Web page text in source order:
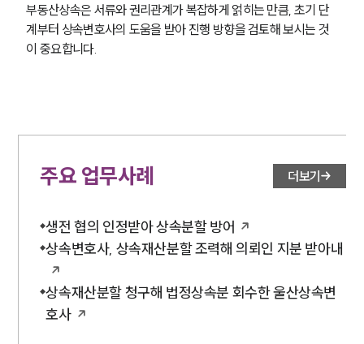
부동산상속은 서류와 권리관계가 복잡하게 얽히는 만큼, 초기 단
계부터 상속변호사의 도움을 받아 진행 방향을 검토해 보시는 것
이 중요합니다.
주요 업무사례 더보기
생전 협의 인정받아 상속분할 방어
상속변호사, 상속재산분할 조력해 의뢰인 지분 받아내
상속재산분할 청구해 법정상속분 회수한 울산상속변
호사